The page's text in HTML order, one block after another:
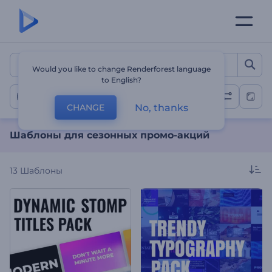
Шаблоны для сезонных
Сезонные промо-акции
Шаблоны для сезонных промо-акций
13 Шаблоны
Would you like to change Renderforest language
to English?
CHANGE No, thanks